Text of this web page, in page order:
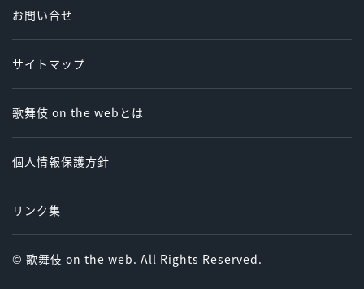
お問い合せ
サイトマップ
歌舞伎 on the webとは
個人情報保護方針
リンク集
© 歌舞伎 on the web. All Rights Reserved.